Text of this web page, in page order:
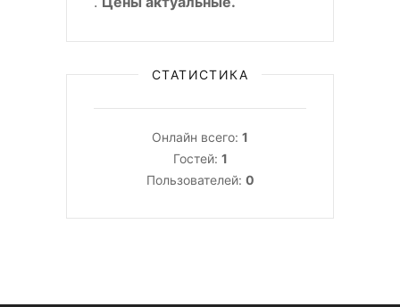
СТАТИСТИКА
Онлайн всего: 1
Гостей: 1
Пользователей: 0